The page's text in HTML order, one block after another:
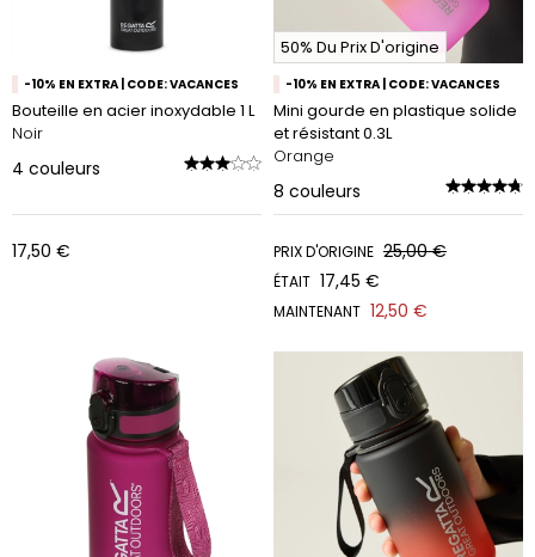
-10% EN EXTRA | CODE: VACANCES
Bouteille en acier inoxydable 1 L
Noir
4 couleurs
17,50 €
50% Du Prix D'origine
-10% EN EXTRA | CODE: VACANCES
Mini gourde en plastique solide
et résistant 0.3L
Orange
8 couleurs
PRIX D'ORIGINE 25,00 €
ÉTAIT 17,45 €
MAINTENANT 12,50 €